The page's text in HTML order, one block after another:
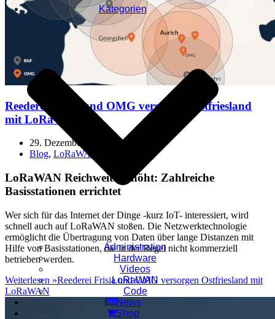
Kategorien
Administration
Hardware
Videos
LoRaWAN
Code
News
Shop
Reederei Frisia und OMG versorgen Ostfriesland
mit LoRaWAN
29. Dezember 2020
2. August 2021
Blog, LoRaWAN
LoRaWAN Reichweite erhöht: Zahlreiche
Basisstationen errichtet
Wer sich für das Internet der Dinge -kurz IoT- interessiert, wird
schnell auch auf LoRaWAN stoßen. Die Netzwerktechnologie
ermöglicht die Übertragung von Daten über lange Distanzen mit
Hilfe von Basisstationen, die in der Regel nicht kommerziell
betrieben werden.
Weiterlesen »Reederei Frisia und OMG versorgen Ostfriesland mit
LoRaWAN